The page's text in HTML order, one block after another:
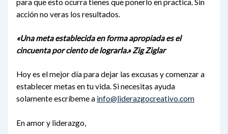
para que esto ocurra tienes que ponerlo en practica. Sin
acción no veras los resultados.
«Una meta establecida en forma apropiada es el
cincuenta por ciento de lograrla.» Zig Ziglar
Hoy es el mejor día para dejar las excusas y comenzar a
establecer metas en tu vida. Si necesitas ayuda
solamente escríbeme a info@liderazgocreativo.com
En amor y liderazgo,